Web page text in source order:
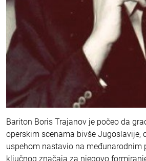
Bariton Boris Trajanov je počeo da
operskim scenama bivše Jugoslavije,
uspehom nastavio na međunarodnim
ključnog značaja za njegovo